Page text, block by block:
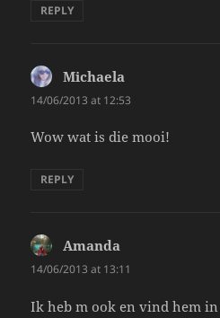
REPLY
Michaela
14/06/2013 at 12:53
Wow wat is die mooi!
REPLY
Amanda
14/06/2013 at 13:11
Ik heb m ook en vind hem